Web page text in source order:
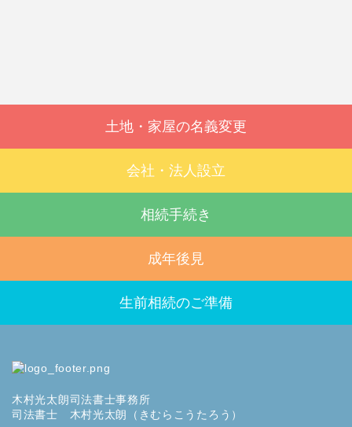
土地・家屋の名義変更
会社・法人設立
相続手続き
成年後見
生前相続のご準備
木村光太朗司法書士事務所
司法書士 木村光太朗（きむらこうたろう）